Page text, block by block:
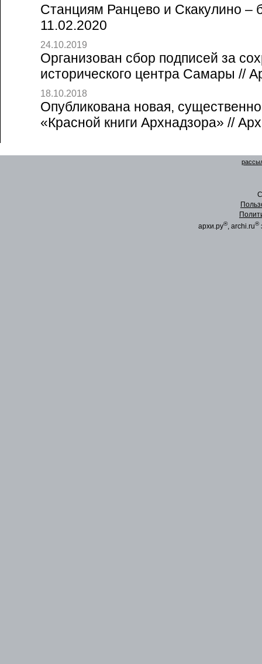
Станциям Ранцево и Скакулино –
11.02.2020
24.10.2019
Организован сбор подписей за
исторического центра Самары //
18.10.2018
Опубликована новая,
«Красной книги Архнадзора» //
архи.ру®, archi.ru®